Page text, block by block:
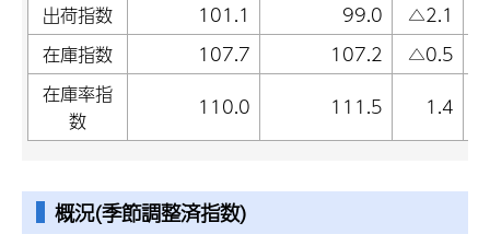
出荷指数
101.1 99.0 △2.1
在庫指数
107.7 107.2 △0.5
在庫率指
数
110.0 111.5 1.4
概況(季節調整済指数)